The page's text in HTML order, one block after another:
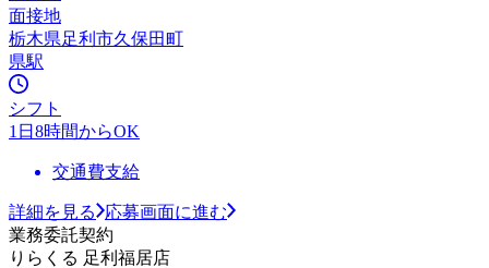
面接地
栃木県足利市久保田町
県駅
シフト
1日8時間からOK
交通費支給
詳細を見る
応募画面に進む
業務委託契約
りらくる 足利福居店